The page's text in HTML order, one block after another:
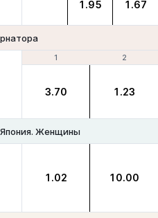
1.95 1.67
1 2
1 2
3.70 1.23
Япония. Женщины
1.02 10.00